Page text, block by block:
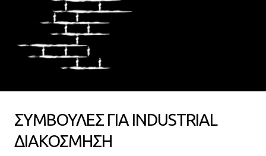
ΣΥΜΒΟΥΛΕΣ ΓΙΑ INDUSTRIAL
ΔΙΑΚΟΣΜΗΣΗ